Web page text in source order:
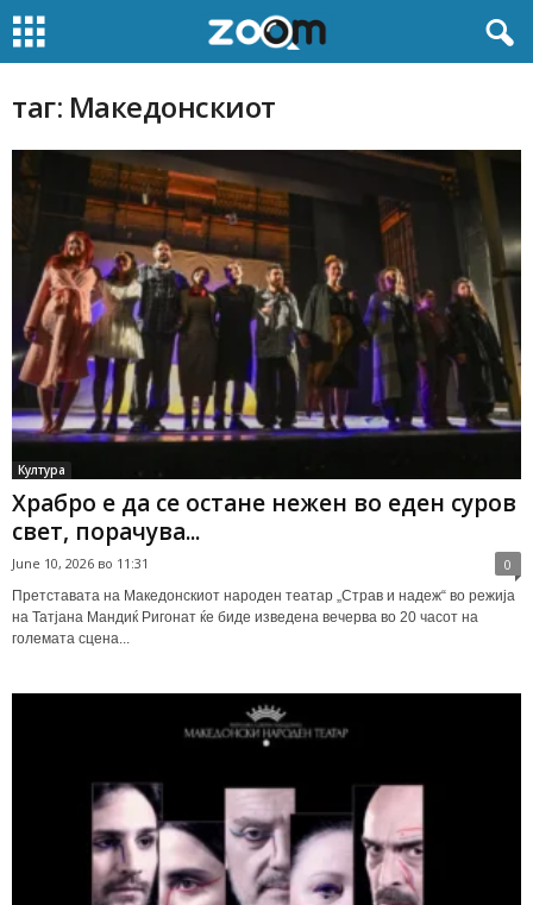
таг: Македонскиот
Култура
Храбро е да се остане нежен во еден суров
свет, порачува...
June 10, 2026 во 11:31 0
Претставата на Македонскиот народен театар „Страв и надеж“ во режија
на Татјана Мандиќ Ригонат ќе биде изведена вечерва во 20 часот на
големата сцена...